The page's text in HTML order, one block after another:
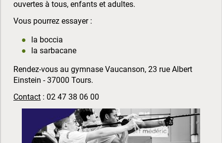
ouvertes à tous, enfants et adultes.
Vous pourrez essayer :
la boccia
la sarbacane
Rendez-vous au gymnase Vaucanson, 23 rue Albert
Einstein - 37000 Tours.
Contact : 02 47 38 06 00